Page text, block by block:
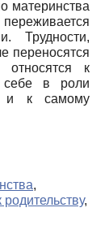
материнства
Трудности,
переносятся
к
себе в роли
и к самому
,
родительству,